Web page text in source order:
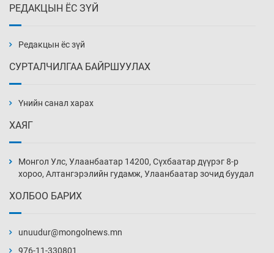
18 цаг 40 мин
19 цаг 10 мин
19 цаг 40 мин
РЕДАКЦЫН ЁС ЗҮЙ
Редакцын ёс зүй
СУРТАЛЧИЛГАА БАЙРШУУЛАХ
Үнийн санал харах
ХАЯГ
Монгол Улс, Улаанбаатар 14200, Сүхбаатар дүүрэг 8-р
хороо, Алтангэрэлийн гудамж, Улаанбаатар зочид буудал
ХОЛБОО БАРИХ
unuudur@mongolnews.mn
976-11-330801